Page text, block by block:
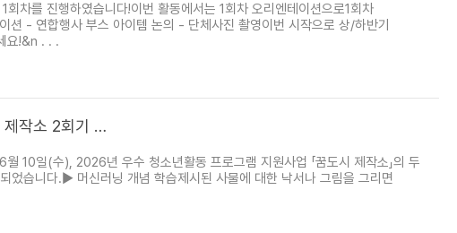
차를 진행하였습니다!이번 활동에서는 1회차 오리엔테이션으로1회차
- 연합행사 부스 아이템 논의 - 단체사진 촬영이번 시작으로 상/하반기
요!&n . . .
제작소 2회기 …
10일(수), 2026년 우수 청소년활동 프로그램 지원사업 「꿈도시 제작소」의 두
었습니다.▶ 머신러닝 개념 학습제시된 사물에 대한 낙서나 그림을 그리면